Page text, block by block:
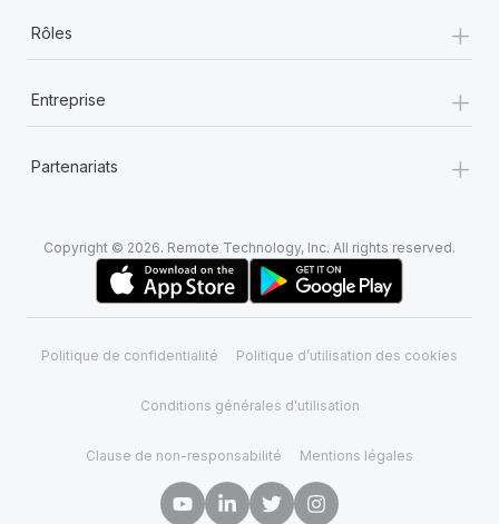
Rôles +
Entreprise +
Partenariats +
Copyright © 2026. Remote Technology, Inc. All rights reserved.
Politique de confidentialité Politique d’utilisation des cookies
Conditions générales d'utilisation
Clause de non-responsabilité Mentions légales